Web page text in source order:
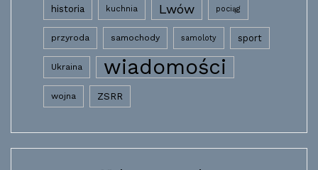
historia kuchnia Lwów pociąg
przyroda samochody samoloty sport
Ukraina wiadomości
wojna ZSRR